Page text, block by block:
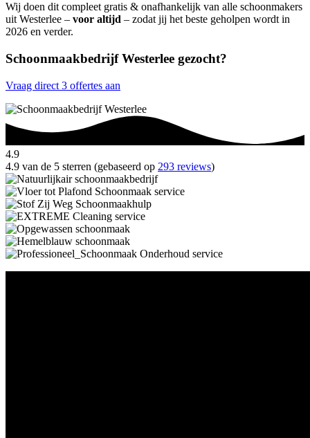
Wij doen dit compleet gratis & onafhankelijk van alle schoonmakers
uit Westerlee – voor altijd – zodat jij het beste geholpen wordt in
2026 en verder.
Schoonmaakbedrijf Westerlee gezocht?
Vraag direct 3 offertes aan
4.9
4.9 van de 5 sterren (gebaseerd op 293 reviews)